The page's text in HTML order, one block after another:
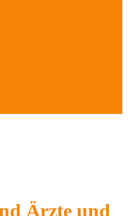
Ärzte und